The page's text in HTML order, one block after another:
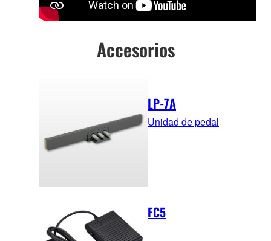
Accesorios
LP-7A
Unidad de pedal
FC5